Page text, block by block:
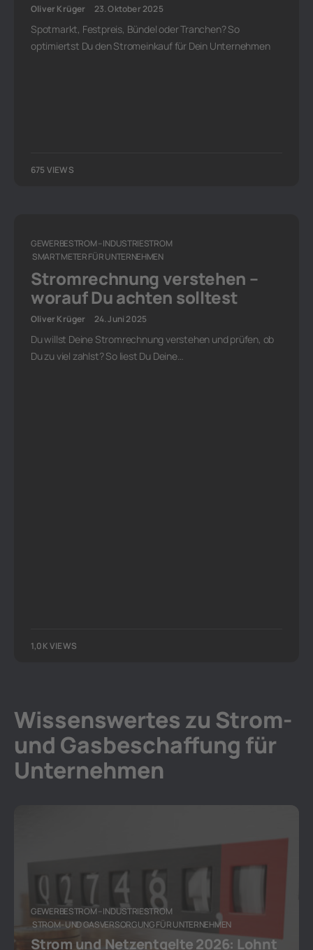
Oliver Krüger 23. Oktober 2025
Spotmarkt, Festpreis, Bündel oder Tranchen? So
optimiertst Du den Stromeinkauf für Dein Unternehmen
675 VIEWS
GEWERBESTROM – INDUSTRIESTROM
SMART METER FÜR UNTERNEHMEN
Stromrechnung verstehen –
worauf Du achten solltest
Oliver Krüger 24. Juni 2025
Du willst Deine Stromrechnung verstehen und prüfen, ob
Du zu viel zahlst? So liest Du Deine…
1,0K VIEWS
Wissenswertes zu Strom-
und Gasbeschaffung für
Unternehmen
GEWERBESTROM – INDUSTRIESTROM
STROM- UND GASVERSORGUNG FÜR UNTERNEHMEN
Strom und Netzentgelte 2026: Lohnt